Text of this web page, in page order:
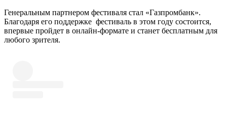
Генеральным партнером фестиваля стал «Газпромбанк».
Благодаря его поддержке фестиваль в этом году состоится,
впервые пройдет в онлайн-формате и станет бесплатным для
любого зрителя.